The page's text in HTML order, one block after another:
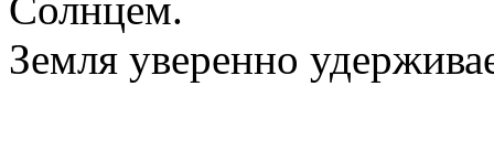
Земля уверенно